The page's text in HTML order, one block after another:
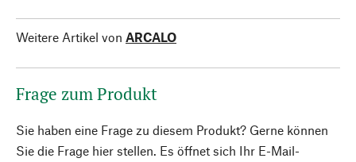
Weitere Artikel von ARCALO
Frage zum Produkt
Sie haben eine Frage zu diesem Produkt? Gerne können
Sie die Frage hier stellen. Es öffnet sich Ihr E-Mail-